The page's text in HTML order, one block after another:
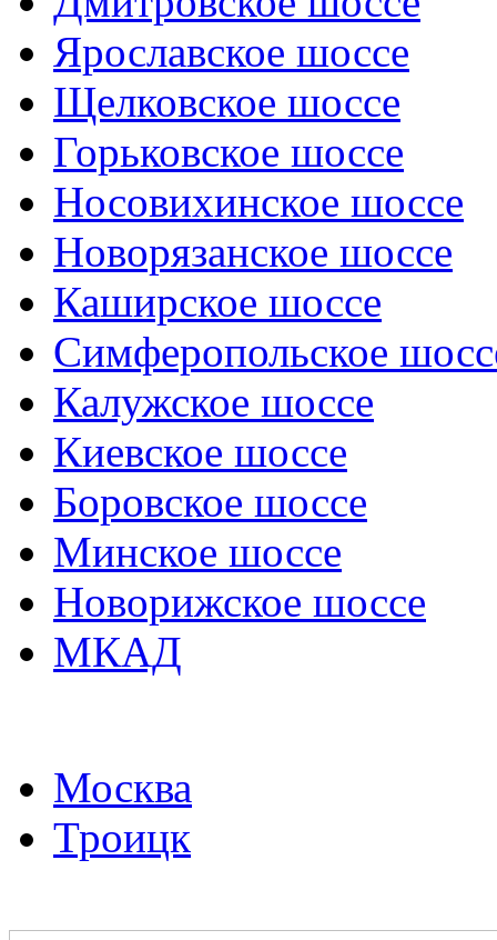
Ярославское шоссе
Щелковское шоссе
Горьковское шоссе
Носовихинское шоссе
Новорязанское шоссе
Каширское шоссе
Симферопольское
Калужское шоссе
Киевское шоссе
Боровское шоссе
Минское шоссе
Новорижское шоссе
МКАД
Москва
Троицк